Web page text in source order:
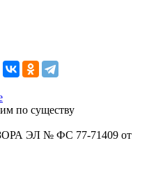
по существу
ЭЛ № ФС 77-71409 от